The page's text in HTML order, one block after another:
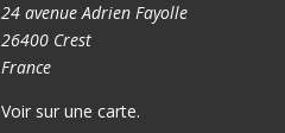
24 avenue Adrien Fayolle
26400 Crest
France
Voir sur une carte.